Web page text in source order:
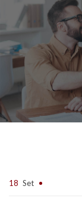
18 Set